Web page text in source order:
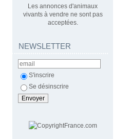
Les annonces d'animaux
vivants à vendre ne sont pas
acceptées.
NEWSLETTER
S'inscrire
Se désinscrire